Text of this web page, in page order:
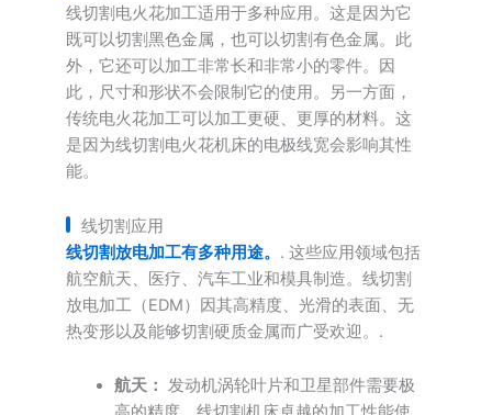
线切割电火花加工适用于多种应用。这是因为它
既可以切割黑色金属，也可以切割有色金属。此
外，它还可以加工非常长和非常小的零件。因
此，尺寸和形状不会限制它的使用。另一方面，
传统电火花加工可以加工更硬、更厚的材料。这
是因为线切割电火花机床的电极线宽会影响其性
能。
线切割应用
线切割放电加工有多种用途。 . 这些应用领域包括
航空航天、医疗、汽车工业和模具制造。线切割
放电加工（EDM）因其高精度、光滑的表面、无
热变形以及能够切割硬质金属而广受欢迎。.
航天： 发动机涡轮叶片和卫星部件需要极